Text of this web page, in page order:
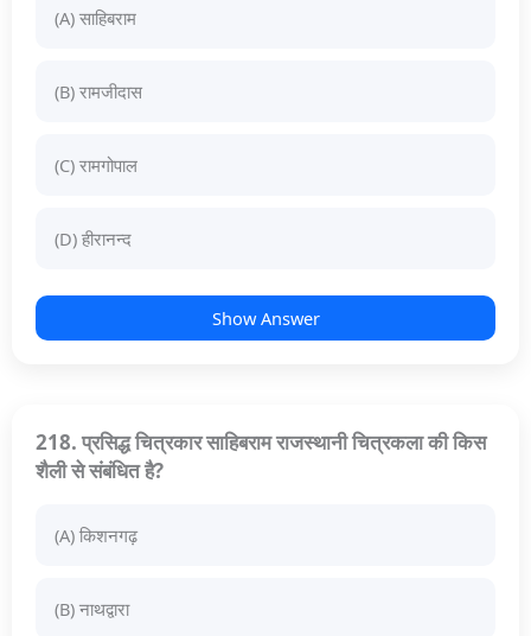
(A) साहिबराम
(B) रामजीदास
(C) रामगोपाल
(D) हीरानन्द
Show Answer
218. प्रसिद्ध चित्रकार साहिबराम राजस्थानी चित्रकला की किस
शैली से संबंधित है?
(A) किशनगढ़
(B) नाथद्वारा